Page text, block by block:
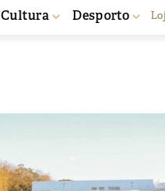
Cultura Desporto